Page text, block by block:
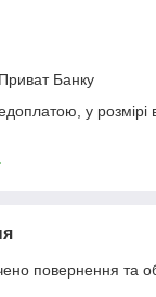
Банку
у розмірі
повернення та